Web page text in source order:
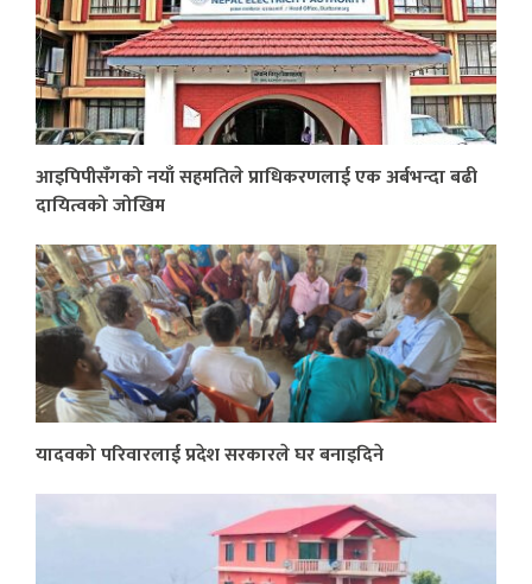
आइपिपीसँगको नयाँ सहमतिले प्राधिकरणलाई एक अर्बभन्दा बढी
दायित्वको जोखिम
यादवको परिवारलाई प्रदेश सरकारले घर बनाइदिने